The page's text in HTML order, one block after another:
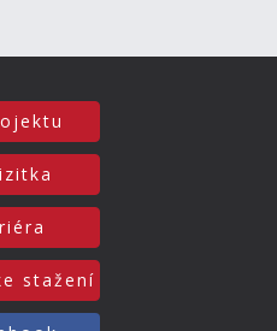
stažení